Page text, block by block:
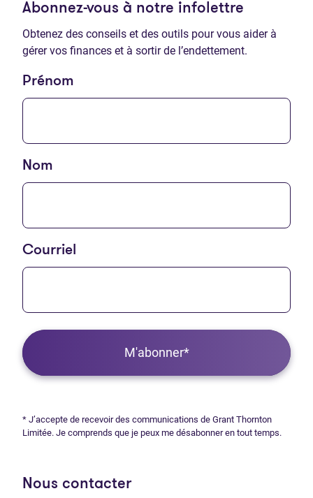
Abonnez-vous à notre infolettre
Obtenez des conseils et des outils pour vous aider à
gérer vos finances et à sortir de l’endettement.
Prénom
Nom
Courriel
M'abonner*
* J’accepte de recevoir des communications de Grant Thornton
Limitée. Je comprends que je peux me désabonner en tout temps.
Nous contacter